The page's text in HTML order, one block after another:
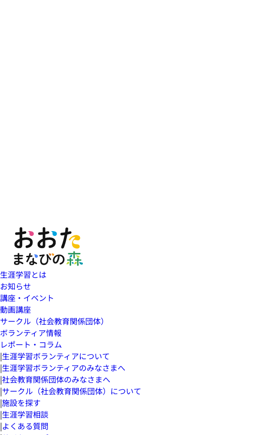
生涯学習とは
お知らせ
講座・イベント
動画講座
サークル（社会教育関係団体）
ボランティア情報
レポート・コラム
|生涯学習ボランティアについて
|生涯学習ボランティアのみなさまへ
|社会教育関係団体のみなさまへ
|サークル（社会教育関係団体）について
|施設を探す
|生涯学習相談
|よくある質問